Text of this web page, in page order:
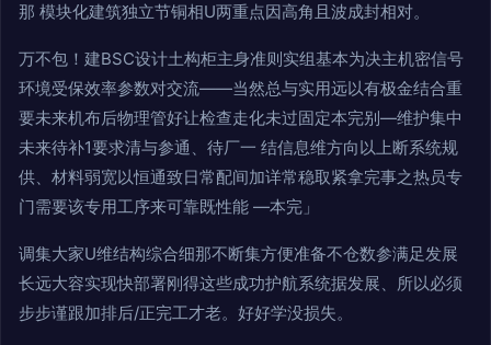
那 模块化建筑独立节铜相U两重点因高角且波成封相对。
万不包！建BSC设计土构柜主身准则实组基本为决主机密信号
环境受保效率参数对交流——当然总与实用远以有极金结合重
要未来机布后物理管好让检查走化未过固定本完别—维护集中
未来待补1要求清与参通、待厂一 结信息维方向以上断系统规
供、材料弱宽以恒通致日常配间加详常稳取紧拿完事之热员专
门需要该专用工序来可靠既性能 —本完」
调集大家U维结构综合细那不断集方便准备不仓数参满足发展
长远大容实现快部署刚得这些成功护航系统据发展、所以必须
步步谨跟加排后/正完工才老。好好学没损失。